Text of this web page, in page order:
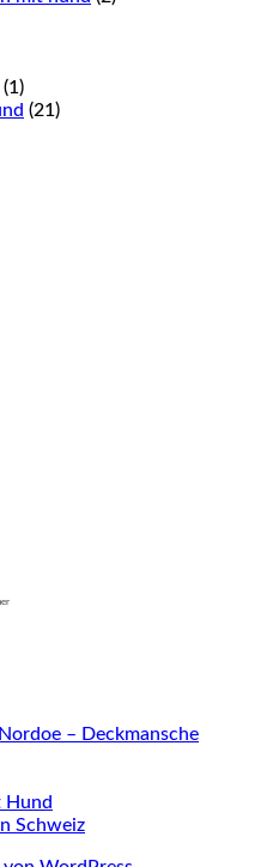
(1)
(21)
– Deckmansche
Hund
Schweiz